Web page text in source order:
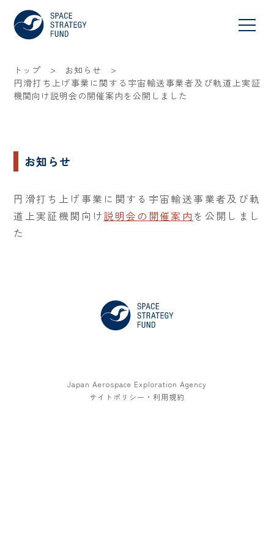
トップ > お知らせ
>
円滑打ち上げ事業に関する宇宙輸送事業者及び軌道上実証
機関向け説明会の開催案内を公開しました
お知らせ
円滑打ち上げ事業に関する宇宙輸送事業者及び軌
道上実証機関向け説明会の開催案内 を公開しまし
た
Japan Aerospace Exploration Agency
サイトポリシー・利用規約